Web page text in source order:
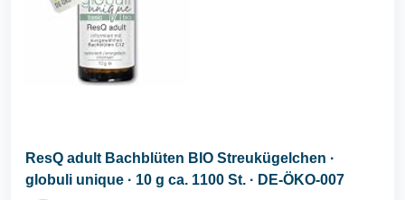
ResQ adult Bachblüten BIO Streukügelchen ·
globuli unique · 10 g ca. 1100 St. · DE-ÖKO-007